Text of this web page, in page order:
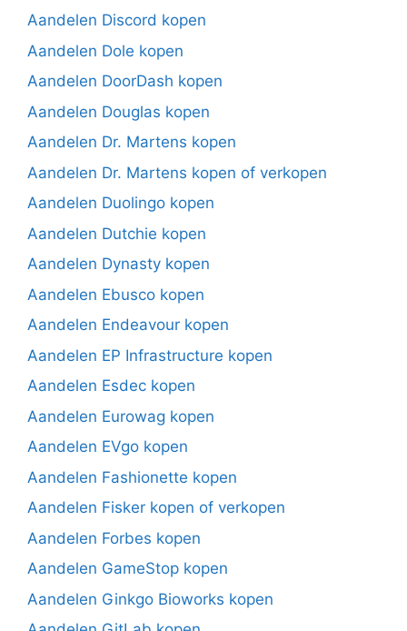
Aandelen Discord kopen
Aandelen Dole kopen
Aandelen DoorDash kopen
Aandelen Douglas kopen
Aandelen Dr. Martens kopen
Aandelen Dr. Martens kopen of verkopen
Aandelen Duolingo kopen
Aandelen Dutchie kopen
Aandelen Dynasty kopen
Aandelen Ebusco kopen
Aandelen Endeavour kopen
Aandelen EP Infrastructure kopen
Aandelen Esdec kopen
Aandelen Eurowag kopen
Aandelen EVgo kopen
Aandelen Fashionette kopen
Aandelen Fisker kopen of verkopen
Aandelen Forbes kopen
Aandelen GameStop kopen
Aandelen Ginkgo Bioworks kopen